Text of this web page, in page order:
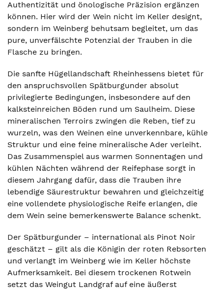
Authentizität und önologische Präzision ergänzen
können. Hier wird der Wein nicht im Keller designt,
sondern im Weinberg behutsam begleitet, um das
pure, unverfälschte Potenzial der Trauben in die
Flasche zu bringen.
Die sanfte Hügellandschaft Rheinhessens bietet für
den anspruchsvollen Spätburgunder absolut
privilegierte Bedingungen, insbesondere auf den
kalksteinreichen Böden rund um Saulheim. Diese
mineralischen Terroirs zwingen die Reben, tief zu
wurzeln, was den Weinen eine unverkennbare, kühle
Struktur und eine feine mineralische Ader verleiht.
Das Zusammenspiel aus warmen Sonnentagen und
kühlen Nächten während der Reifephase sorgt in
diesem Jahrgang dafür, dass die Trauben ihre
lebendige Säurestruktur bewahren und gleichzeitig
eine vollendete physiologische Reife erlangen, die
dem Wein seine bemerkenswerte Balance schenkt.
Der Spätburgunder – international als Pinot Noir
geschätzt – gilt als die Königin der roten Rebsorten
und verlangt im Weinberg wie im Keller höchste
Aufmerksamkeit. Bei diesem trockenen Rotwein
setzt das Weingut Landgraf auf eine äußerst